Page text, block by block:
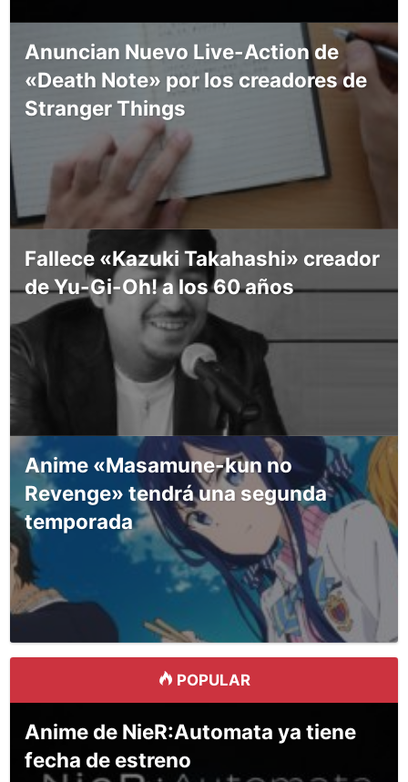
Anuncian Nuevo Live-Action de
«Death Note» por los creadores de
Stranger Things
Fallece «Kazuki Takahashi» creador
de Yu-Gi-Oh! a los 60 años
Anime «Masamune-kun no
Revenge» tendrá una segunda
temporada
POPULAR
Anime de NieR:Automata ya tiene
fecha de estreno